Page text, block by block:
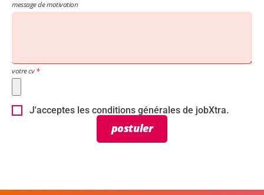
message de motivation
votre cv
J'acceptes les conditions générales de jobXtra.
postuler